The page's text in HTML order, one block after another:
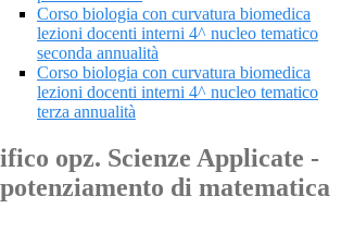
Corso biologia con curvatura biomedica
lezioni docenti interni 4^ nucleo tematico
seconda annualità
Corso biologia con curvatura biomedica
lezioni docenti interni 4^ nucleo tematico
terza annualità
opz. Scienze Applicate -
di matematica